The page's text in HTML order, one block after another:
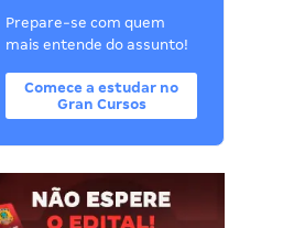
Prepare-se com quem
mais entende do assunto!
Comece a estudar no
Gran Cursos